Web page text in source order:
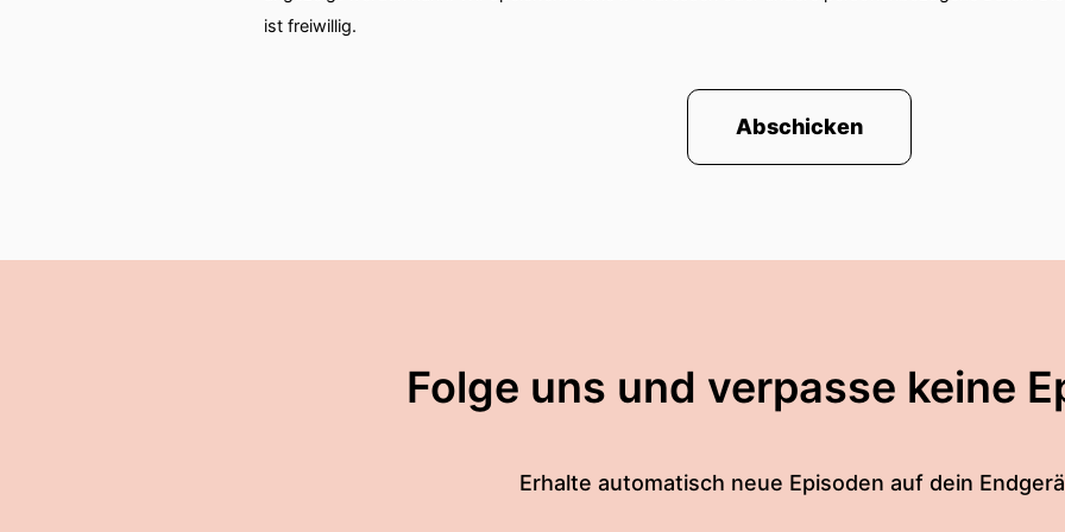
ist freiwillig.
Abschicken
Folge uns und verpasse keine
Erhalte automatisch neue Episoden auf dein